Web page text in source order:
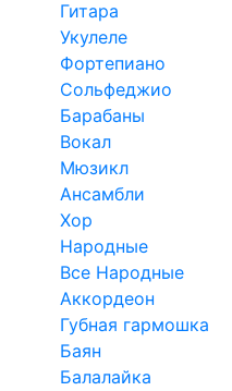
Гитара
Укулеле
Фортепиано
Сольфеджио
Барабаны
Вокал
Мюзикл
Ансамбли
Хор
Народные
Все Народные
Аккордеон
Губная гармошка
Баян
Балалайка